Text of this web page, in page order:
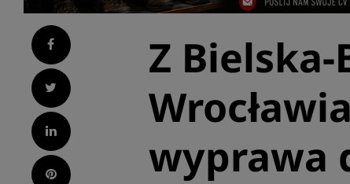
Facebook
Twitter
LinkedIn
Pinterest
Z Bielska-
wyprawa